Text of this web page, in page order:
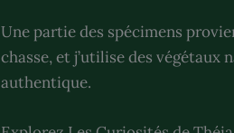
Une partie des spécimens
chasse, et j’utilise des
authentique.